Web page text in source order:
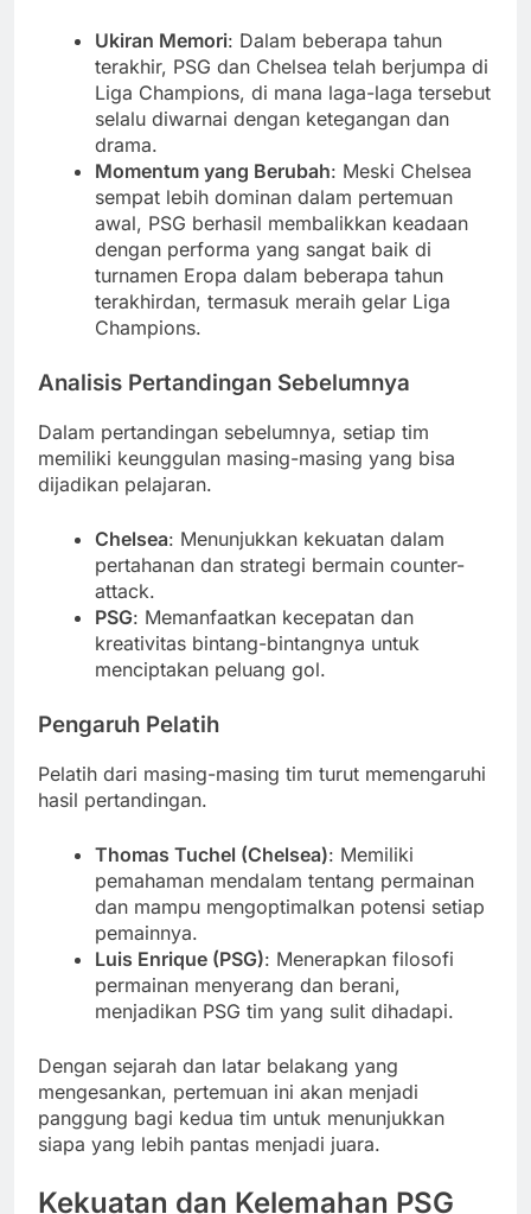
Ukiran Memori: Dalam beberapa tahun
terakhir, PSG dan Chelsea telah berjumpa di
Liga Champions, di mana laga-laga tersebut
selalu diwarnai dengan ketegangan dan
drama.
Momentum yang Berubah: Meski Chelsea
sempat lebih dominan dalam pertemuan
awal, PSG berhasil membalikkan keadaan
dengan performa yang sangat baik di
turnamen Eropa dalam beberapa tahun
terakhirdan, termasuk meraih gelar Liga
Champions.
Analisis Pertandingan Sebelumnya
Dalam pertandingan sebelumnya, setiap tim
memiliki keunggulan masing-masing yang bisa
dijadikan pelajaran.
Chelsea: Menunjukkan kekuatan dalam
pertahanan dan strategi bermain counter-
attack.
PSG: Memanfaatkan kecepatan dan
kreativitas bintang-bintangnya untuk
menciptakan peluang gol.
Pengaruh Pelatih
Pelatih dari masing-masing tim turut memengaruhi
hasil pertandingan.
Thomas Tuchel (Chelsea): Memiliki
pemahaman mendalam tentang permainan
dan mampu mengoptimalkan potensi setiap
pemainnya.
Luis Enrique (PSG): Menerapkan filosofi
permainan menyerang dan berani,
menjadikan PSG tim yang sulit dihadapi.
Dengan sejarah dan latar belakang yang
mengesankan, pertemuan ini akan menjadi
panggung bagi kedua tim untuk menunjukkan
siapa yang lebih pantas menjadi juara.
Kekuatan dan Kelemahan PSG